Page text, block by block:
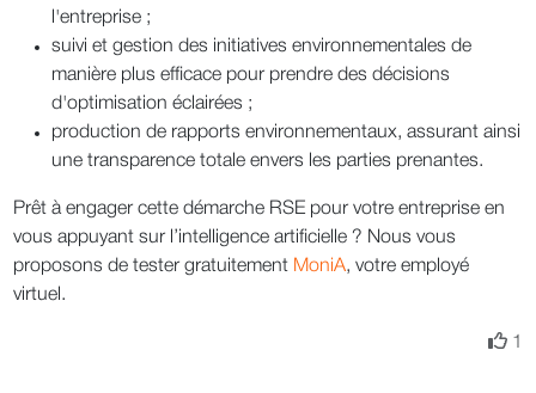
l'entreprise ;
suivi et gestion des initiatives environnementales de
manière plus efficace pour prendre des décisions
d'optimisation éclairées ;
production de rapports environnementaux, assurant ainsi
une transparence totale envers les parties prenantes.
Prêt à engager cette démarche RSE pour votre entreprise en
vous appuyant sur l’intelligence artificielle ? Nous vous
proposons de tester gratuitement MoniA, votre employé
virtuel.
1